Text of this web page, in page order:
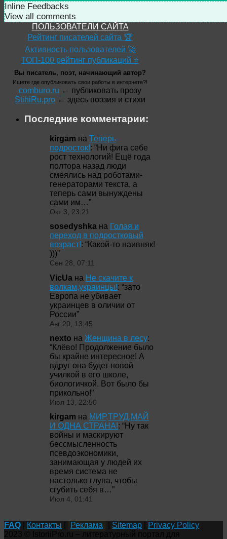
Inline Feedbacks
View all comments
ПОЛЬЗОВАТЕЛИ САЙТА
Рейтинг писателей сайта 🏆
Активность пользователей 🚀
ТОП-100 рейтинг публикаций ⭐
Вы писатель, поэт, начинающий автор?
Ищете где опубликовать свои работы в интернете?!
comburo.ru ← публиковать прозу
StihiRu.pro ← здесь поэзия и стихи
Последние комментарии:
kirgam на Теперь
подросток!: “Ни фига себе
рост технологий! Ещё года
полтора назад люди
смеялись над роботами-
генераторами текста, а
теперь сами вынуждены
сами им…”
Окт 3, 23:21
sosedyshka на Голая и
переход в подростковый
возраст!: “Какой-то наивняк!
)))”
Сен 28, 07:11
VicUa на Не скачите к
волкам,украинцы!: “зато
Европа не убивает
украинцев в оличии от
России”
Авг 20, 13:45
nexto на Женщина в лесу:
“Клёво! Продолжение было
бы крайне интересное! А
вдруг она будет новой
училкой в его школе,
биологичкой. Вот было бы
прикольно!”
Июл 13, 22:50
kirgam на МИР,ТРУД,МАЙ
И ОДНА СТРАНА!: “Ну так
войны и маскируют
бессмысленность
псевдоэкономики,
занимающая у людей их
время система не
настолько глупа, чтобы
сгубить себя в…”
Июл 4, 01:41
FAQ Контакты Реклама Sitemap
Privacy Policy